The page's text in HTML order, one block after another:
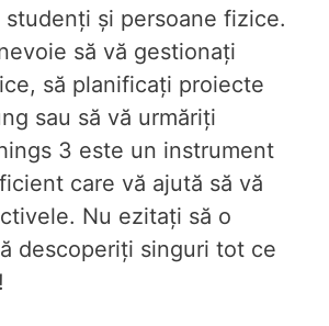
și persoane fizice.
să vă gestionați
să planificați proiecte
sau să vă urmăriți
3 este un instrument
care vă ajută să vă
Nu ezitați să o
descoperiți singuri tot ce